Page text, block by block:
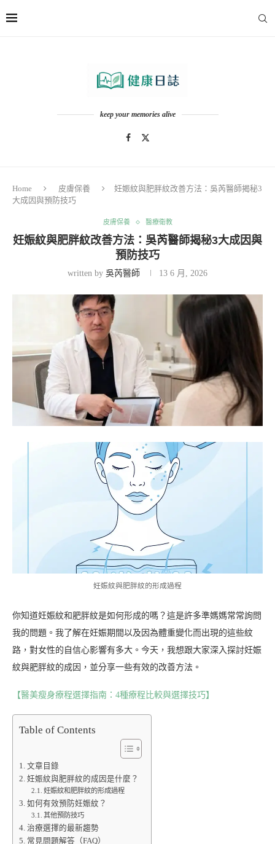
keep your memories alive
Home 皮膚保養
妊娠紋與肥胖紋改善方法：吳芮醫師揭秘3
大成因與預防技巧
皮膚保養 醫療衛教
妊娠紋與肥胖紋改善方法：吳芮醫師揭秘3大成因與
預防技巧
written by 吳芮醫師 13 6 月, 2026
妊娠紋與肥胖紋的形成過程
你知道妊娠紋和肥胖紋是如何形成的嗎？這是許多準媽媽常常詢問
我的問題。我了解在妊娠期間以及因為體重變化而出現的這些紋
路，對女性的自信心影響有多大。今天，我想跟大家深入探討妊娠
紋與肥胖紋的成因，並分享一些有效的改善方法。
【醫美瘦身療程選擇指南：4種療程比較與選擇技巧】
Table of Contents
文章目錄
妊娠紋與肥胖紋的成因是什麼？
妊娠紋和肥胖紋的形成過程
如何有效預防妊娠紋？
其他預防技巧
治療選擇的最新趨勢
常見問題解答（FAQ）